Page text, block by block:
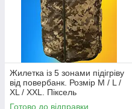
Жилетка із 5 зонами підігріву
від повербанк. Розмір М / L /
XL / XXL. Піксель
Готово до відправки